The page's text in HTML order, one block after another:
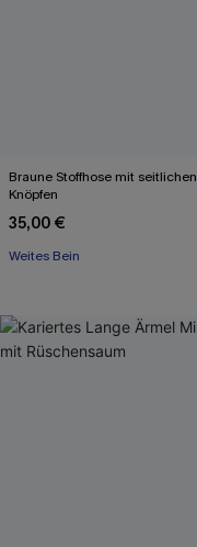
Braune Stoffhose mit seitlichen
Knöpfen
35,00 €
Weites Bein